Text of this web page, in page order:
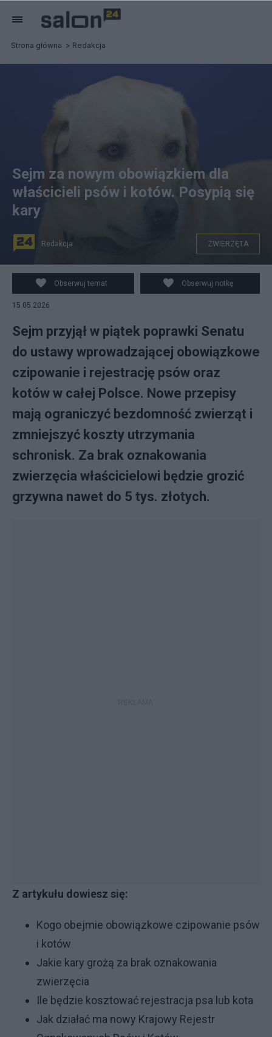
Strona główna Redakcja
Sejm za nowym obowiązkiem dla
właścicieli psów i kotów. Posypią się
kary
Redakcja ZWIERZĘTA
Obserwuj temat Obserwuj notkę
15.05.2026
Sejm przyjął w piątek poprawki Senatu
do ustawy wprowadzającej obowiązkowe
czipowanie i rejestrację psów oraz
kotów w całej Polsce. Nowe przepisy
mają ograniczyć bezdomność zwierząt i
zmniejszyć koszty utrzymania
schronisk. Za brak oznakowania
zwierzęcia właścicielowi będzie grozić
grzywna nawet do 5 tys. złotych.
Z artykułu dowiesz się:
Kogo obejmie obowiązkowe czipowanie psów
i kotów
Jakie kary grożą za brak oznakowania
zwierzęcia
Ile będzie kosztować rejestracja psa lub kota
Jak działać ma nowy Krajowy Rejestr